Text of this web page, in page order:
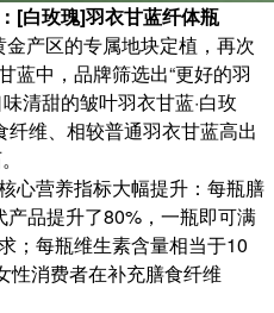
[白玫瑰]羽衣甘蓝纤体瓶
产区的专属地块定植，再次
蓝中，品牌筛选出“更好的羽
清甜的皱叶羽衣甘蓝·白玫
维、相较普通羽衣甘蓝高出
心营养指标大幅提升：每瓶膳
品提升了80%，一瓶即可满
；每瓶维生素含量相当于10
性消费者在补充膳食纤维